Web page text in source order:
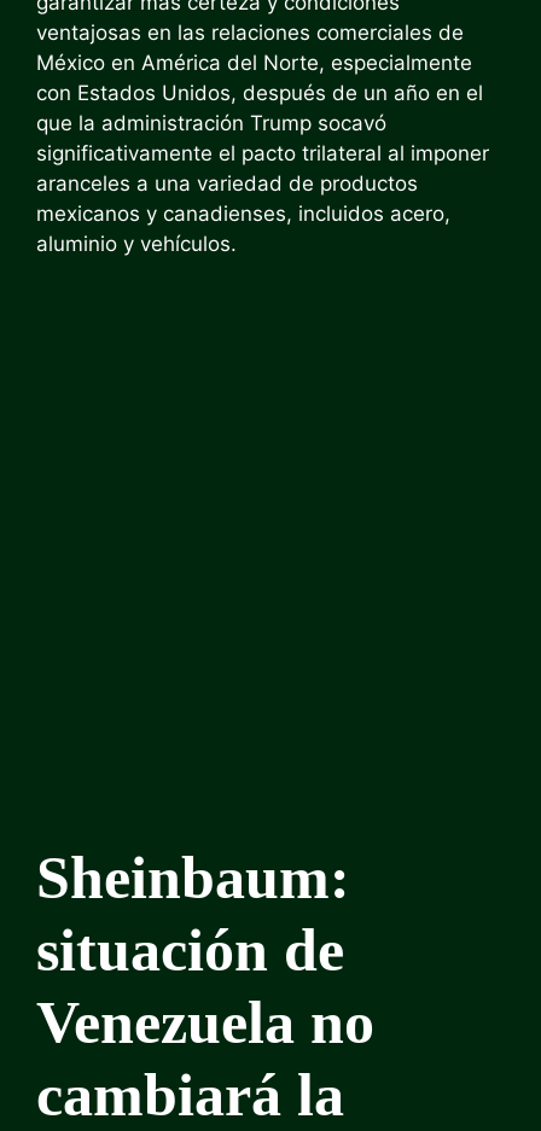
ventajosas en las relaciones comerciales de
México en América del Norte, especialmente
con Estados Unidos, después de un año en el
que la administración Trump socavó
significativamente el pacto trilateral al imponer
aranceles a una variedad de productos
mexicanos y canadienses, incluidos acero,
aluminio y vehículos.
Sheinbaum:
situación de
Venezuela no
cambiará la